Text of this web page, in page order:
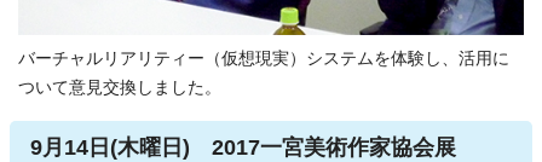
バーチャルリアリティー（仮想現実）システムを体験し、活用に
ついて意見交換しました。
9月14日(木曜日) 2017一宮美術作家協会展